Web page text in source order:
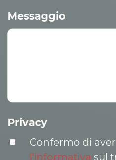
Messaggio
Privacy
Confermo di
l’informativa sul